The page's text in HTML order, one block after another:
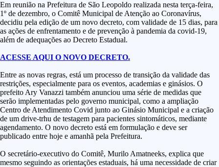
Em reunião na Prefeitura de São Leopoldo realizada nesta terça-feira,
1º de dezembro, o Comitê Municipal de Atenção ao Coronavírus,
decidiu pela edição de um novo decreto, com validade de 15 dias, para
as ações de enfrentamento e de prevenção à pandemia da covid-19,
além de adequações ao Decreto Estadual.
ACESSE AQUI O NOVO DECRETO.
Entre as novas regras, está um processo de transição da validade das
restrições, especialmente para os eventos, academias e ginásios. O
prefeito Ary Vanazzi também anunciou uma série de medidas que
serão implementadas pelo governo municipal, como a ampliação
Centro de Atendimento Covid junto ao Ginásio Municipal e a criação
de um drive-trhu de testagem para pacientes sintomáticos, mediante
agendamento. O novo decreto está em formulação e deve ser
publicado entre hoje e amanhã pela Prefeitura.
O secretário-executivo do Comitê, Murilo Amatneeks, explica que
mesmo seguindo as orientações estaduais, há uma necessidade de criar